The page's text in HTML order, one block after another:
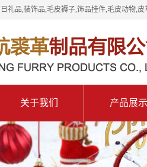
礼品,装饰品,毛皮褥子,饰品挂件,毛皮动物,
关于我们 产品展示